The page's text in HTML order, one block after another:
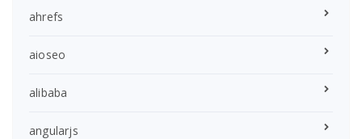
ahrefs
aioseo
alibaba
angularjs